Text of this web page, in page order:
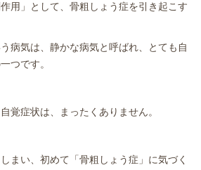
用」として、骨粗しょう症を引き起こす
病気は、静かな病気と呼ばれ、とても自
つです。
覚症状は、まったくありません。
まい、初めて「骨粗しょう症」に気づく